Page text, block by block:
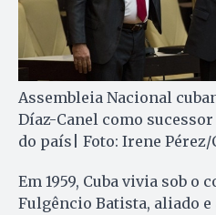
Assembleia Nacional
Díaz-Canel como
do país| Foto: Irene Pérez/
Em 1959, Cuba vivia sob o
Fulgêncio Batista, aliado